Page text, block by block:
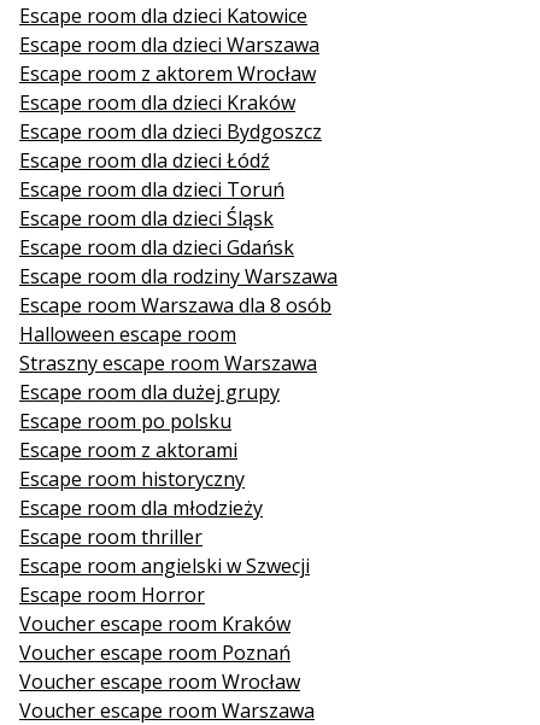
Escape room dla dzieci Katowice
Escape room dla dzieci Warszawa
Escape room z aktorem Wrocław
Escape room dla dzieci Kraków
Escape room dla dzieci Bydgoszcz
Escape room dla dzieci Łódź
Escape room dla dzieci Toruń
Escape room dla dzieci Śląsk
Escape room dla dzieci Gdańsk
Escape room dla rodziny Warszawa
Escape room Warszawa dla 8 osób
Halloween escape room
Straszny escape room Warszawa
Escape room dla dużej grupy
Escape room po polsku
Escape room z aktorami
Escape room historyczny
Escape room dla młodzieży
Escape room thriller
Escape room angielski w Szwecji
Escape room Horror
Voucher escape room Kraków
Voucher escape room Poznań
Voucher escape room Wrocław
Voucher escape room Warszawa